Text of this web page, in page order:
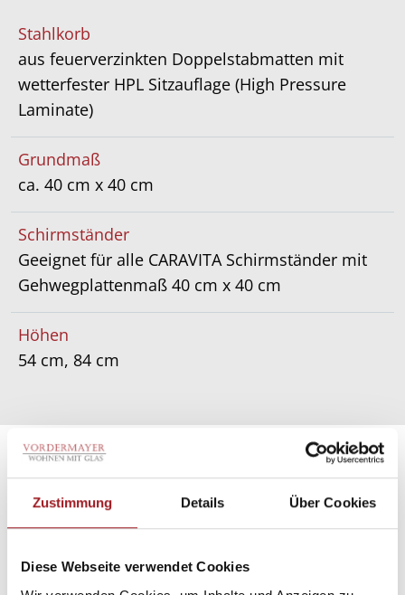
Zustimmung Details Über Cookies
Diese Webseite verwendet Cookies
Stahlkorb
aus feuerverzinkten Doppelstabmatten mit
wetterfester HPL Sitzauflage (High Pressure
Laminate)
Grundmaß
ca. 40 cm x 40 cm
Schirmständer
Geeignet für alle CARAVITA Schirmständer mit
Gehwegplattenmaß 40 cm x 40 cm
Höhen
54 cm, 84 cm